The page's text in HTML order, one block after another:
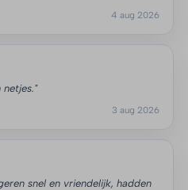
4 aug 2026
netjes."
3 aug 2026
snel en vriendelijk, hadden